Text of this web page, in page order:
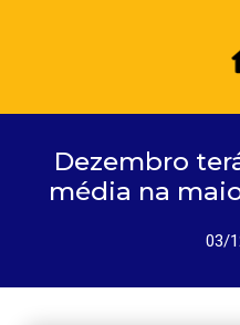
Dezembro
média na
03/